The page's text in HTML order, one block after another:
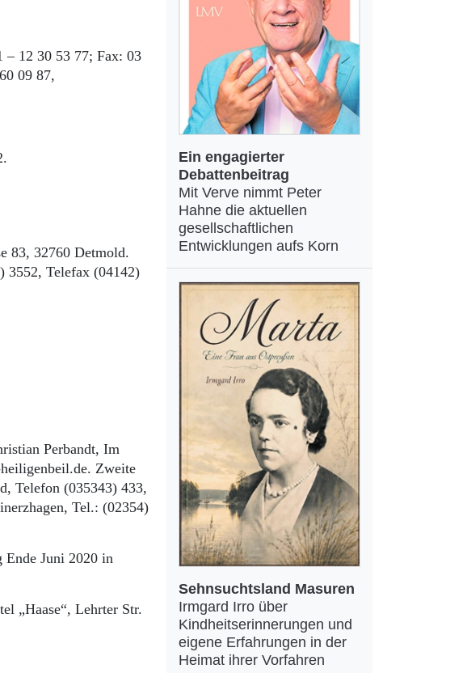
12 30 53 77; Fax: 03
09 87,
83, 32760 Detmold.
3552, Telefax (04142)
Perbandt, Im
Zweite
Telefon (035343) 433,
Tel.: (02354)
Ende Juni 2020 in
„Haase“, Lehrter Str.
Ein engagierter
Debattenbeitrag
Mit Verve nimmt Peter
Hahne die aktuellen
gesellschaftlichen
Entwicklungen aufs Korn
Sehnsuchtsland Masuren
Irmgard Irro über
Kindheitserinnerungen und
eigene Erfahrungen in der
Heimat ihrer Vorfahren